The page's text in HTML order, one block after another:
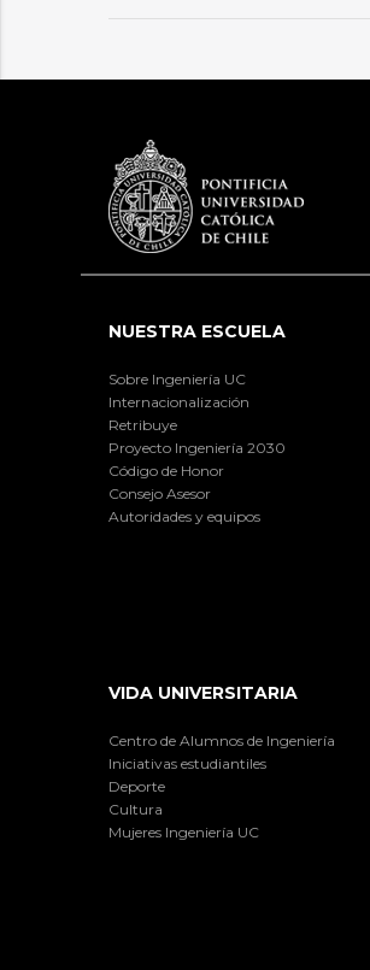
NUESTRA ESCUELA
Sobre Ingeniería UC
Internacionalización
Retribuye
Proyecto Ingeniería 2030
Código de Honor
Consejo Asesor
Autoridades y equipos
VIDA UNIVERSITARIA
Centro de Alumnos de Ingeniería
Iniciativas estudiantiles
Deporte
Cultura
Mujeres Ingeniería UC